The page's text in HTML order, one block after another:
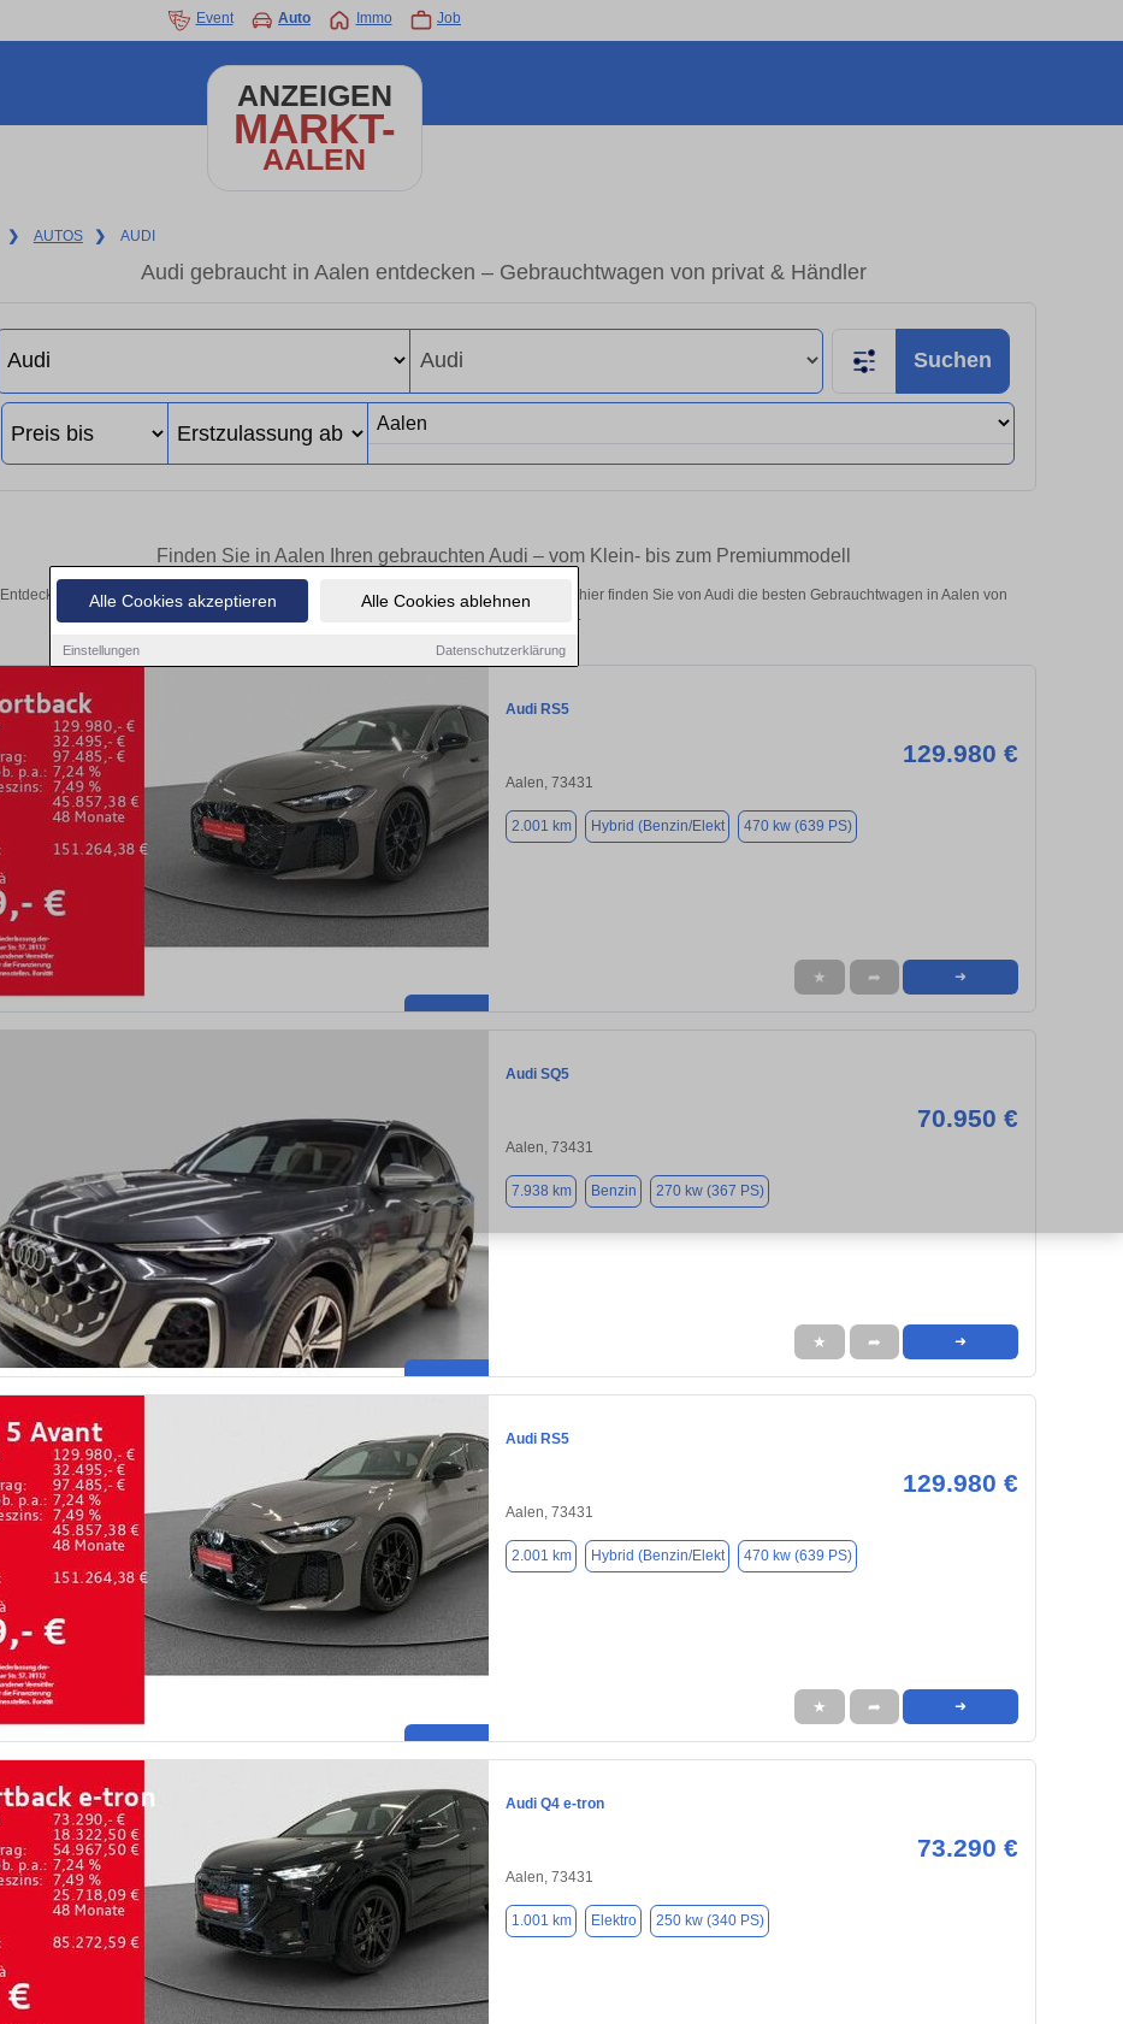
Alle Cookies akzeptieren Alle Cookies ablehnen
Einstellungen Datenschutzerklärung
Event Auto Immo Job
ANZEIGEN
MARKT-
AALEN
❯ AUTOS ❯ AUDI
Audi gebraucht in Aalen entdecken – Gebrauchtwagen von privat & Händler
Suchen
Finden Sie in Aalen Ihren gebrauchten Audi – vom Klein- bis zum Premiummodell
Entdecken Sie in Aalen gebrauchte Audi Fahrzeuge. Von Kleinwagen bis hin zum SUV – hier finden Sie von Audi die besten Gebrauchtwagen in Aalen von
Audi RS5
129.980 €
Aalen, 73431
2.001 km Hybrid (Benzin/Elekt 470 kw (639 PS)
★ ➦ ➜
Audi SQ5
70.950 €
Aalen, 73431
7.938 km Benzin 270 kw (367 PS)
★ ➦ ➜
Audi RS5
129.980 €
Aalen, 73431
2.001 km Hybrid (Benzin/Elekt 470 kw (639 PS)
★ ➦ ➜
Audi Q4 e-tron
73.290 €
Aalen, 73431
1.001 km Elektro 250 kw (340 PS)